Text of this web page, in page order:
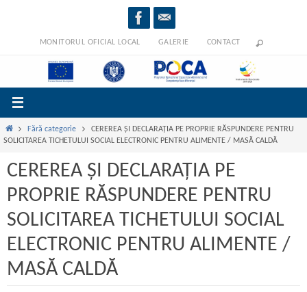
MONITORUL OFICIAL LOCAL GALERIE CONTACT
Prima
pagină
Fără categorie
CEREREA ȘI DECLARAȚIA PE PROPRIE RĂSPUNDERE PENTRU
SOLICITAREA TICHETULUI SOCIAL ELECTRONIC PENTRU ALIMENTE / MASĂ CALDĂ
CEREREA ȘI DECLARAȚIA PE
PROPRIE RĂSPUNDERE PENTRU
SOLICITAREA TICHETULUI SOCIAL
ELECTRONIC PENTRU ALIMENTE /
MASĂ CALDĂ